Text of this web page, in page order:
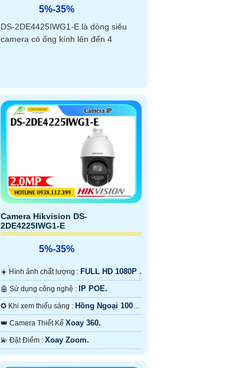
5%-35%
DS-2DE4425IWG1-E là dòng siêu
camera có ống kính lên đến 4
Camera Hikvision DS-
2DE4225IWG1-E
5%-35%
☀️ Hình ảnh chất lượng : FULL HD 1080P .
🤖️ Sử dụng công nghệ : IP POE.
✪ Khi xem thiếu sáng : Hồng Ngoại 100m
Hồng Ngoại Smart IR.
👑 Camera Thiết Kế Xoay 360.
️💫 Đặt Điểm : Xoay Zoom.